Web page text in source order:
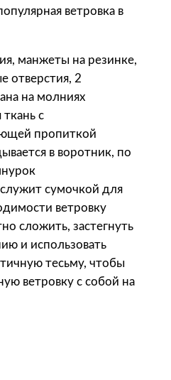
ветровка в
манжеты на резинке,
отверстия, 2
на молниях
с
пропиткой
в воротник, по
сумочкой для
ветровку
сложить, застегнуть
и использовать
тесьму, чтобы
ветровку с собой на